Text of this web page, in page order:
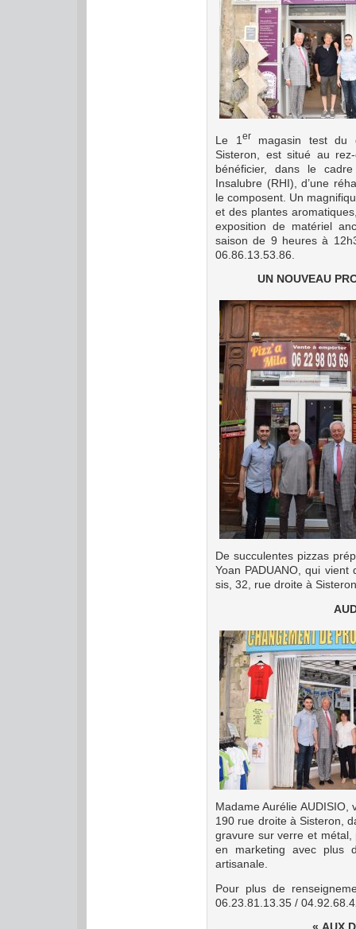
Le 1 er
magasin test du
Sisteron, est situé au
bénéficier, dans le
Insalubre (RHI), d’une
le composent. Un
et des plantes
exposition de matériel
saison de 9 heures à
06.86.13.53.86.
UN NOUVEAU
De succulentes pizzas
Yoan PADUANO, qui vient
sis, 32, rue droite à
Madame Aurélie AUDISIO,
190 rue droite à Sisteron,
gravure sur verre et métal,
en marketing avec plus
artisanale.
Pour plus de
06.23.81.13.35 /